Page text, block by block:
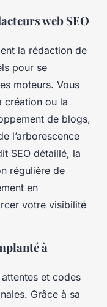
web SEO
la rédaction de
pour se
moteurs. Vous
création ou la
de blogs,
l’arborescence
SEO détaillé, la
régulière de
en
votre visibilité
à
et codes
Grâce à sa